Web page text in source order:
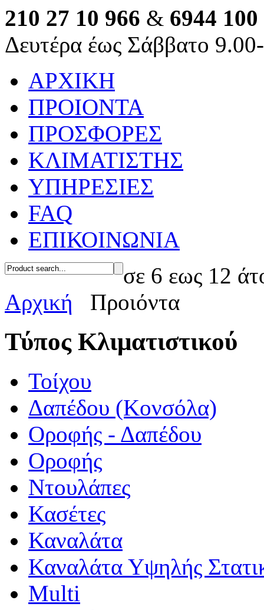
210 27 10 966 & 6944 100
Δευτέρα έως Σάββατο
ΑΡΧΙΚΗ
ΠΡΟΙΟΝΤΑ
ΠΡΟΣΦΟΡΕΣ
ΚΛΙΜΑΤΙΣΤΗΣ
ΥΠΗΡΕΣΙΕΣ
FAQ
ΕΠΙΚΟΙΝΩΝΙΑ
σε 6 εως 12
Αρχική
Προιόντα
Τύπος Κλιματιστικού
Τοίχου
Δαπέδου (Κονσόλα)
Οροφής - Δαπέδου
Οροφής
Ντουλάπες
Κασέτες
Καναλάτα
Καναλάτα Υψηλής
Multi